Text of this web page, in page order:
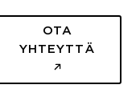
OTA
YHTEYTTÄ